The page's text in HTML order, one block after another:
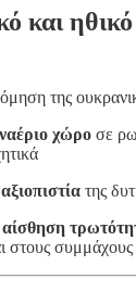
και
της
χώρο σε
της
αίσθηση
στους συμμάχους